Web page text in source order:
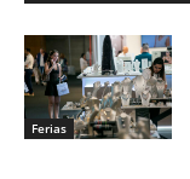
Ferias